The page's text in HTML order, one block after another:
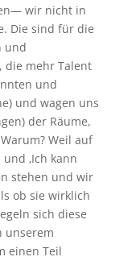
wir nicht in
Die sind für die
und
die mehr Talent
und
und wagen uns
der Räume,
Weil auf
‚Ich kann
stehen und wir
ob sie wirklich
sich diese
unserem
einen Teil